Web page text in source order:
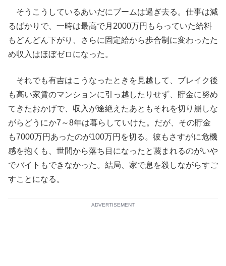
そうこうしているあいだにブームは過ぎ去る。仕事は減
るばかりで、一時は最高で月2000万円もらっていた給料
もどんどん下がり、さらに固定給から歩合制に変わったた
め収入はほぼゼロになった。
それでも有吉はこうなったときを見越して、ブレイク後
も高い家賃のマンションに引っ越したりせず、貯金に努め
てきたおかげで、収入が途絶えたあともそれを切り崩しな
がらどうにか7～8年は暮らしていけた。だが、その貯金
も7000万円あったのが100万円を切る。彼もさすがに危機
感を抱くも、世間から落ち目になったと蔑まれるのがいや
でバイトもできなかった。結局、家で息を殺しながらすご
すことになる。
ADVERTISEMENT